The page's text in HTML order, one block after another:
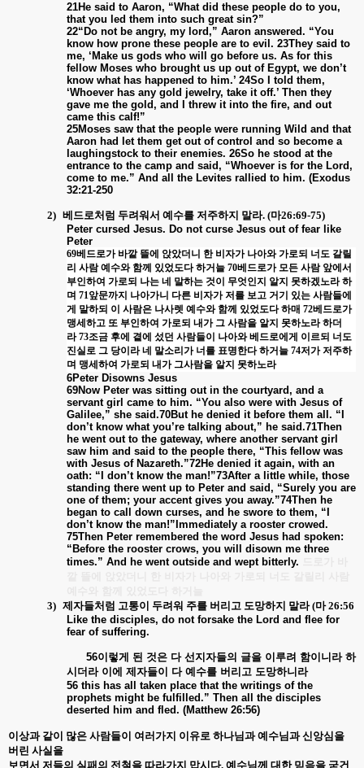
21He said to Aaron, “What did these people do to you,
that you led them into such great sin?”
22“Do not be angry, my lord,” Aaron answered. “You
know how prone these people are to evil. 23They said to
me, ‘Make us gods who will go before us. As for this
fellow Moses who brought us up out of Egypt, we don’t
know what has happened to him.’ 24So I told them,
‘Whoever has any gold jewelry, take it off.’ Then they
gave me the gold, and I threw it into the fire, and out
came this calf!”
25Moses saw that the people were running Wild and that
Aaron had let them get out of control and so become a
laughingstock to their enemies. 26So he stood at the
entrance to the camp and said, “Whoever is for the Lord,
come to me.” And all the Levites rallied to him. (Exodus
32:21-250
2) 베드로처럼 두려워서 예수를 저주하지 말라. (마26:69-75)
Peter cursed Jesus. Do not curse Jesus out of fear like
Peter
69베드로가 바깥 뜰에 앉았더니 한 비자가 나아와 가로되 너도 갈릴
리 사람 예수와 함께 있었도다 하거늘 70베드로가 모든 사람 앞에서
부인하여 가로되 나는 네 말하는 것이 무엇인지 알지 못하겠노라 하
며 71앞문까지 나아가니 다른 비자가 저를 보고 거기 있는 사람들에
게 말하되 이 사람은 나사렛 예수와 함께 있었도다 하매 72베드로가
맹세하고 또 부인하여 가로되 내가 그 사람을 알지 못하노라 하더
라73조금 후에 곁에 섰던 사람들이 나아와 베드로에게 이르되 너도
진실로 그 당이라 네 말소리가 너를 표명한다 하거늘 74저가 저주하
며 맹세하여 가로되 내가 그사람을 알지 못하노라
6Peter Disowns Jesus
69Now Peter was sitting out in the courtyard, and a
servant girl came to him. “You also were with Jesus of
Galilee,” she said.70But he denied it before them all. “I
don’t know what you’re talking about,” he said.71Then
he went out to the gateway, where another servant girl
saw him and said to the people there, “This fellow was
with Jesus of Nazareth.”72He denied it again, with an
oath: “I don’t know the man!”73After a little while, those
standing there went up to Peter and said, “Surely you are
one of them; your accent gives you away.”74Then he
began to call down curses, and he swore to them, “I
don’t know the man!”Immediately a rooster crowed.
75Then Peter remembered the word Jesus had spoken:
“Before the rooster crows, you will disown me three
times.” And he went outside and wept bitterly.
3) 제자들처럼 고통이 두려워 주를 버리고 도망하지 말라(마26:56
Like the disciples, do not forsake the Lord and flee for
fear of suffering.
56이렇게 된 것은 다 선지자들의 글을 이루려 함이니라 하
시더라 이에 제자들이 다 예수를 버리고 도망하니라
56 this has all taken place that the writings of the
prophets might be fulfilled.” Then all the disciples
deserted him and fled. (Matthew 26:56)
이상과 같이 많은 사람들이 여러가지 이유로 하나님과 예수님과 신앙심을
버린 사실을
보면서 저들의 실패의 전철을 따라가지 맙시다. 예수님께 대한 믿음을 굳건